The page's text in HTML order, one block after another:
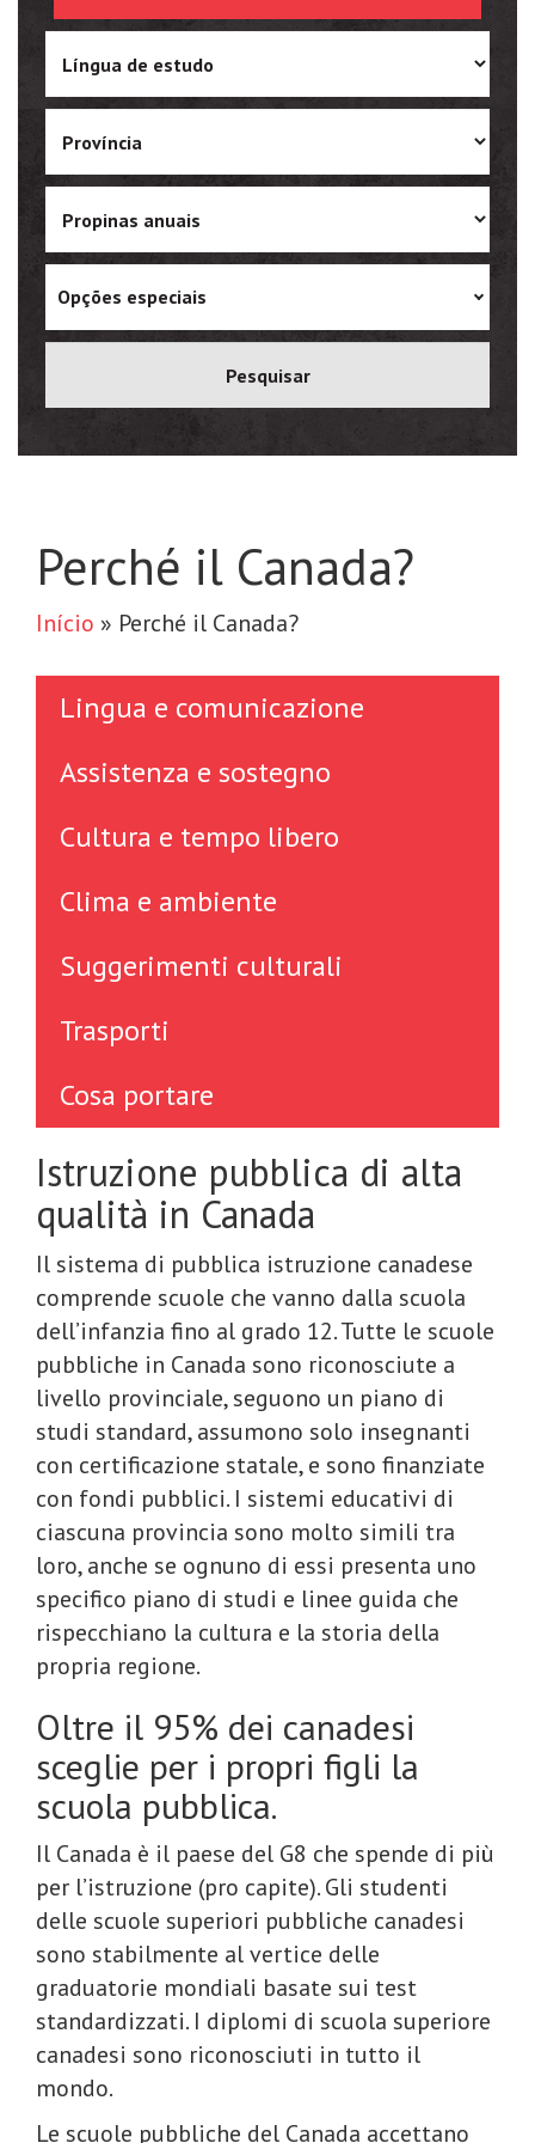
Ukrainian
Opções especiais
Perché il Canada?
Início » Perché il Canada?
Lingua e comunicazione
Assistenza e sostegno
Cultura e tempo libero
Clima e ambiente
Suggerimenti culturali
Trasporti
Cosa portare
Istruzione pubblica di alta
qualità in Canada
Il sistema di pubblica istruzione canadese
comprende scuole che vanno dalla scuola
dell’infanzia fino al grado 12. Tutte le scuole
pubbliche in Canada sono riconosciute a
livello provinciale, seguono un piano di
studi standard, assumono solo insegnanti
con certificazione statale, e sono finanziate
con fondi pubblici. I sistemi educativi di
ciascuna provincia sono molto simili tra
loro, anche se ognuno di essi presenta uno
specifico piano di studi e linee guida che
rispecchiano la cultura e la storia della
propria regione.
Oltre il 95% dei canadesi
sceglie per i propri figli la
scuola pubblica.
Il Canada è il paese del G8 che spende di più
per l’istruzione (pro capite). Gli studenti
delle scuole superiori pubbliche canadesi
sono stabilmente al vertice delle
graduatorie mondiali basate sui test
standardizzati. I diplomi di scuola superiore
canadesi sono riconosciuti in tutto il
mondo.
Le scuole pubbliche del Canada accettano